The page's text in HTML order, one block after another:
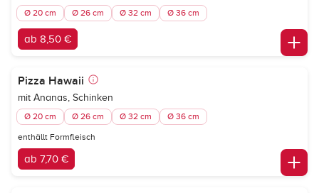
Ø 20 cm Ø 26 cm Ø 32 cm Ø 36 cm
ab 8,50 €
Pizza Hawaii
mit Ananas, Schinken
Ø 20 cm Ø 26 cm Ø 32 cm Ø 36 cm
enthällt Formfleisch
ab 7,70 €